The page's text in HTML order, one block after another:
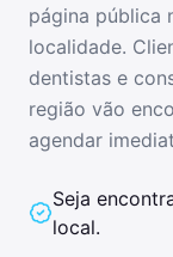
página pública
localidade.
dentistas e
região vão
agendar
Seja
local.